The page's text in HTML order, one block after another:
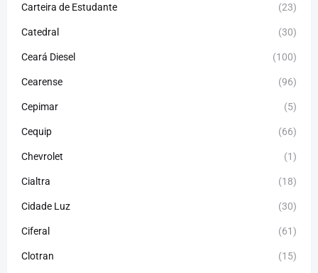
Carteira de Estudante (23)
Catedral (30)
Ceará Diesel (100)
Cearense (96)
Cepimar (5)
Cequip (66)
Chevrolet (1)
Cialtra (18)
Cidade Luz (30)
Ciferal (61)
Clotran (15)